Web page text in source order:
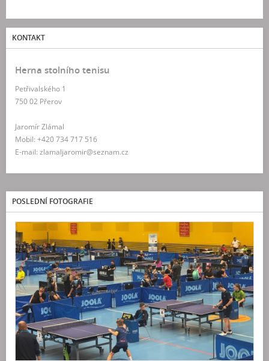
KONTAKT
Herna stolního tenisu
Petřivalského 1
750 02 Přerov
Jaromír Zlámal
Mobil: +420 734 717 516
E-mail: zlamaljaromir@seznam.cz
POSLEDNÍ FOTOGRAFIE